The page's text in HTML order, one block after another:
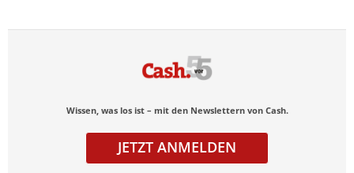
Wissen, was los ist – mit den Newslettern von Cash.
JETZT ANMELDEN